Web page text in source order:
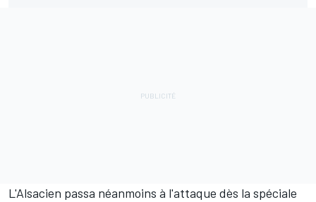
L'Alsacien passa néanmoins à l'attaque dès la spéciale